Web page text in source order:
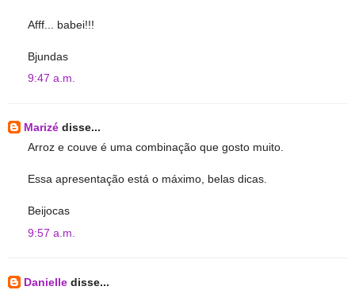
Afff... babei!!!
Bjundas
9:47 a.m.
Marizé disse...
Arroz e couve é uma combinação que gosto muito.
Essa apresentação está o máximo, belas dicas.
Beijocas
9:57 a.m.
Danielle disse...